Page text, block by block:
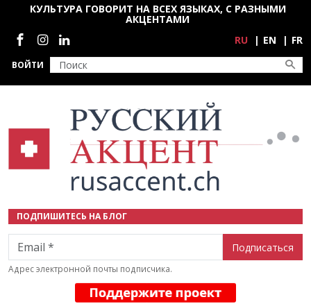
Перейти к основному содержанию
ВОЙТИ
КУЛЬТУРА ГОВОРИТ НА ВСЕХ ЯЗЫКАХ, С РАЗНЫМИ
АКЦЕНТАМИ
Социальные сети
RU EN FR
ПОДПИШИТЕСЬ НА БЛОГ
Email
Адрес электронной почты подписчика.